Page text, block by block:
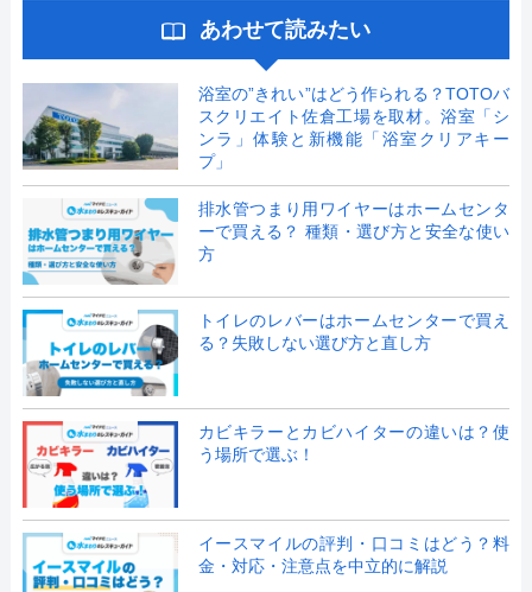
あわせて読みたい
浴室の”きれい”はどう作られる？TOTOバ
スクリエイト佐倉工場を取材。浴室「シ
ンラ」体験と新機能「浴室クリアキー
プ」
排水管つまり用ワイヤーはホームセンタ
ーで買える？ 種類・選び方と安全な使い
方
トイレのレバーはホームセンターで買え
る？失敗しない選び方と直し方
カビキラーとカビハイターの違いは？使
う場所で選ぶ！
イースマイルの評判・口コミはどう？料
金・対応・注意点を中立的に解説